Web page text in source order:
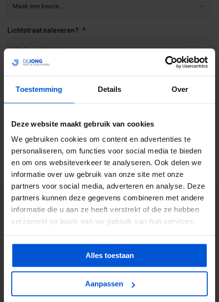
Toestemming Details Over
Deze website maakt gebruik van cookies
We gebruiken cookies om content en advertenties te
personaliseren, om functies voor social media te bieden
en om ons websiteverkeer te analyseren. Ook delen we
informatie over uw gebruik van onze site met onze
partners voor social media, adverteren en analyse. Deze
partners kunnen deze gegevens combineren met andere
informatie die u aan ze heeft verstrekt of die ze hebben
verzameld op basis van uw gebruik van hun services.
Alles toestaan
Aanpassen
Lichtstraat naleveren?: *
Gratis verzending
Ruime voorraad in kwalitatieve producten
Afhalen (in Rhenen) mogelijk
BESCHRIJVING
WIJ HELPEN JE GRAAG
0317 358 228
info@dejonghandelsonderneming.nl
3194 klanten geven ons een 9.1 op